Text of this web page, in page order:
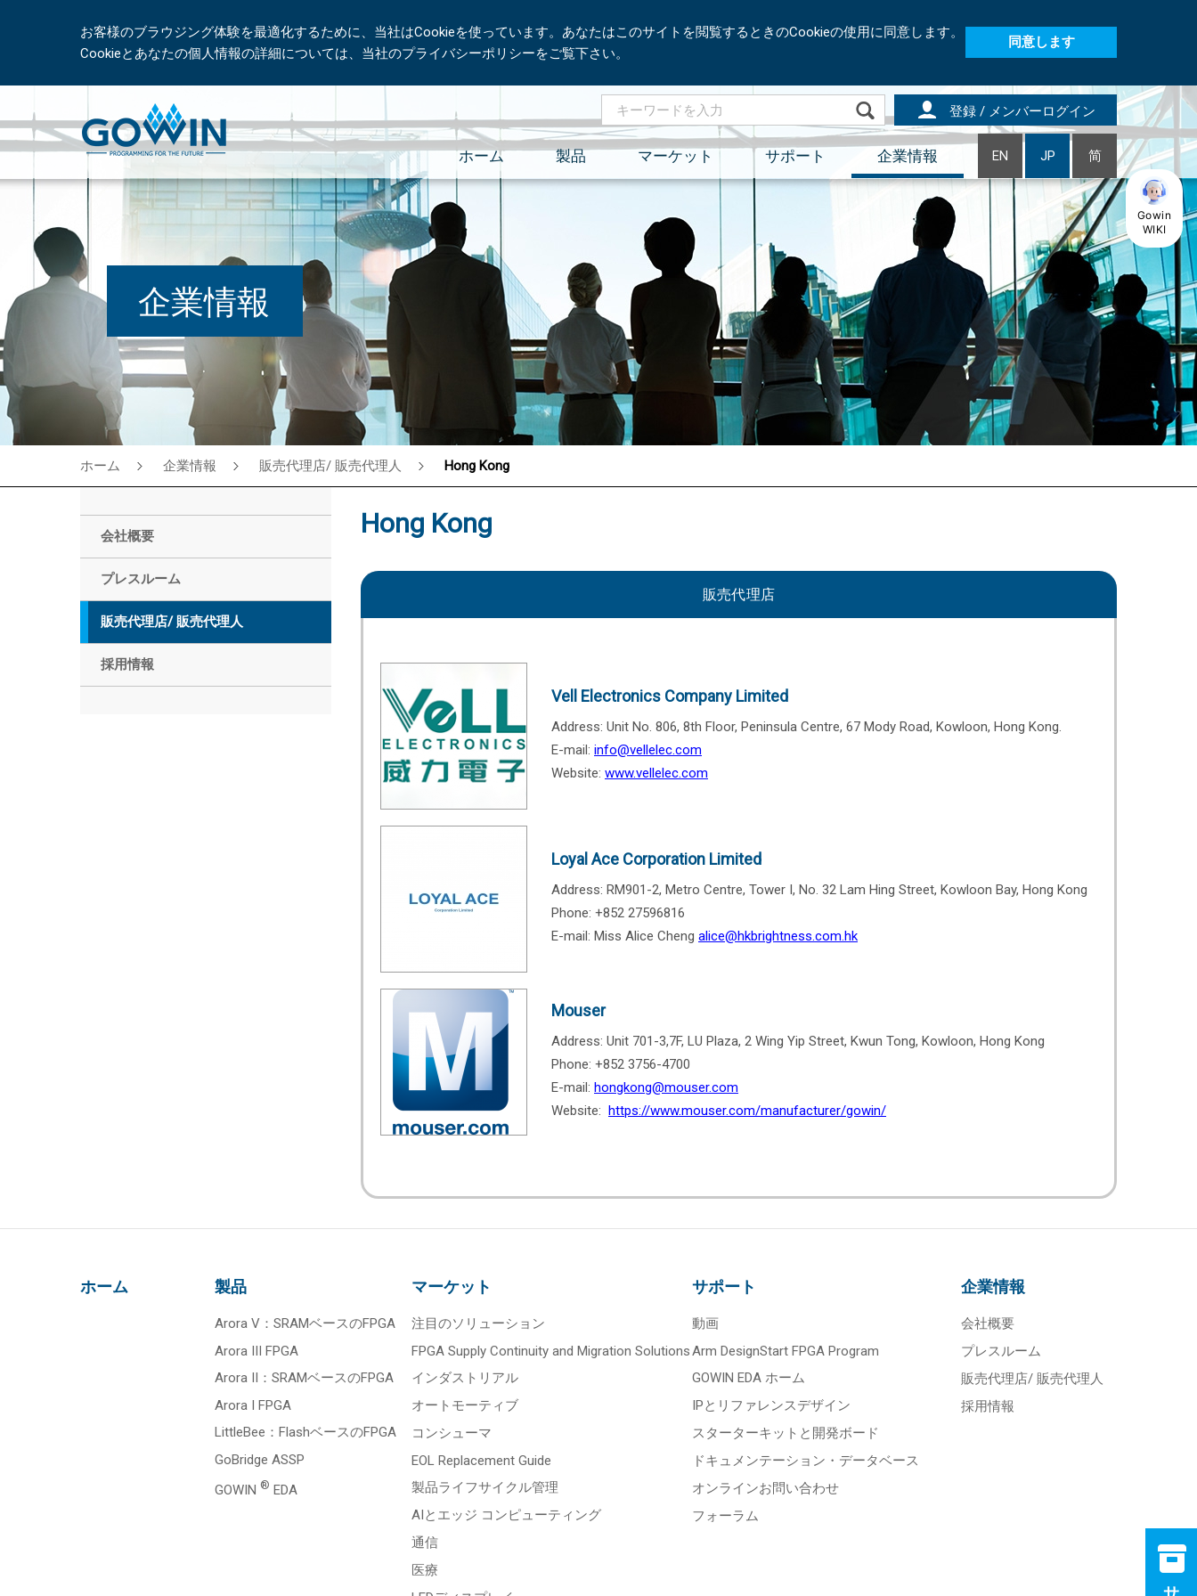
お客様のブラウジング体験を最適化するために、当社はCookieを使っています。あなたはこのサイトを閲覧するときのCookieの使用に同意します。
Cookieとあなたの個人情報の詳細については、当社のプライバシーポリシーをご覧下さい。
同意します
登録 / メンバーログイン
ホーム 製品 マーケット サポート 企業情報 EN JP 简
企業情報
ホーム 企業情報 販売代理店/ 販売代理人 Hong Kong
会社概要
プレスルーム
販売代理店/ 販売代理人
採用情報
Hong Kong
販売代理店
Vell Electronics Company Limited
Address: Unit No. 806, 8th Floor, Peninsula Centre, 67 Mody Road, Kowloon, Hong Kong.
E-mail: info@vellelec.com
Website: www.vellelec.com
Loyal Ace Corporation Limited
Address: RM901-2, Metro Centre, Tower I, No. 32 Lam Hing Street, Kowloon Bay, Hong Kong
Phone: +852 27596816
E-mail: Miss Alice Cheng alice@hkbrightness.com.hk
Mouser
Address: Unit 701-3,7F, LU Plaza, 2 Wing Yip Street, Kwun Tong, Kowloon, Hong Kong
Phone: +852 3756-4700
E-mail: hongkong@mouser.com
Website: https://www.mouser.com/manufacturer/gowin/
ホーム 製品
Arora V：SRAMベースのFPGA
Arora III FPGA
Arora II：SRAMベースのFPGA
Arora I FPGA
LittleBee：FlashベースのFPGA
GoBridge ASSP
GOWIN ® EDA
マーケット
注目のソリューション
FPGA Supply Continuity and Migration Solutions
インダストリアル
オートモーティブ
コンシューマ
EOL Replacement Guide
製品ライフサイクル管理
AIとエッジ コンピューティング
通信
医療
サポート
動画
Arm DesignStart FPGA Program
GOWIN EDA ホーム
IPとリファレンスデザイン
スターターキットと開発ボード
ドキュメンテーション・データベース
オンラインお問い合わせ
フォーラム
企業情報
会社概要
プレスルーム
販売代理店/ 販売代理人
採用情報
Gowin
WIKI